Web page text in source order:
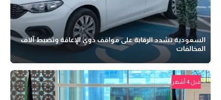
السعودية تشدد الرقابة على مواقف ذوي الإعاقة وتضبط آلاف
المخالفات
قبل 4 أشهر